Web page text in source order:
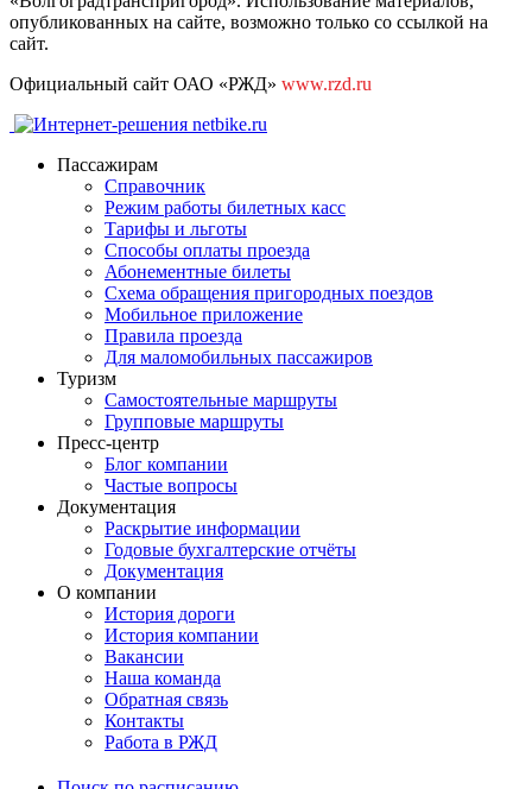
опубликованных на сайте, возможно только со ссылкой на
сайт.
Официальный сайт ОАО «РЖД» www.rzd.ru
Пассажирам
Справочник
Режим работы билетных касс
Тарифы и льготы
Способы оплаты проезда
Абонементные билеты
Схема обращения пригородных поездов
Мобильное приложение
Правила проезда
Для маломобильных пассажиров
Туризм
Самостоятельные маршруты
Групповые маршруты
Пресс-центр
Блог компании
Частые вопросы
Документация
Раскрытие информации
Годовые бухгалтерские отчёты
Документация
О компании
История дороги
История компании
Вакансии
Наша команда
Обратная связь
Контакты
Работа в РЖД